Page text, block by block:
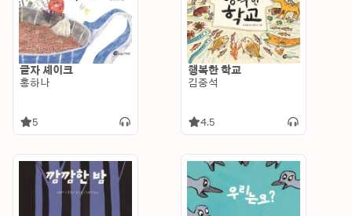
글자 셰이크
홍하나
5
행복한 학교
김중석
4.5